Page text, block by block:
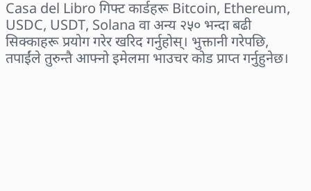
Casa del Libro गिफ्ट कार्डहरू Bitcoin, Ethereum,
USDC, USDT, Solana वा अन्य २५० भन्दा बढी
सिक्काहरू प्रयोग गरेर खरिद गर्नुहोस्। भुक्तानी गरेपछि,
तपाईंले तुरुन्तै आफ्नो इमेलमा भाउचर कोड प्राप्त गर्नुहुनेछ।